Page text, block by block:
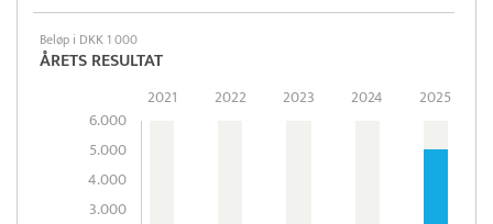
Beløp i DKK 1 000
ÅRETS RESULTAT
6.000
5.000
4.000
3.000
2021 2022 2023 2024 2025